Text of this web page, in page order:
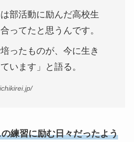
部活動に励んだ高校生
ってたと思うんです。
ったものが、今に生き
います」と語る。
練習に励む日々だったよう